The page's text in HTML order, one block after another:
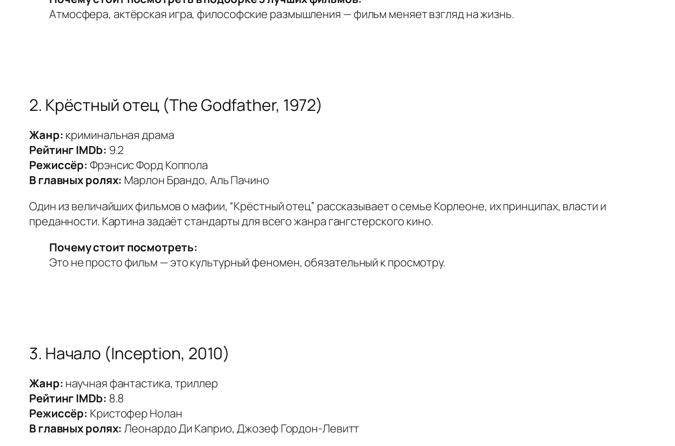
Атмосфера, актёрская игра, философские размышления — фильм меняет взгляд на жизнь.
2. Крёстный отец (The Godfather, 1972)
Жанр: криминальная драма
Рейтинг IMDb: 9.2
Режиссёр: Фрэнсис Форд Коппола
В главных ролях: Марлон Брандо, Аль Пачино
Один из величайших фильмов о мафии, “Крёстный отец” рассказывает о семье Корлеоне, их принципах, власти и
преданности. Картина задаёт стандарты для всего жанра гангстерского кино.
Почему стоит посмотреть:
Это не просто фильм — это культурный феномен, обязательный к просмотру.
3. Начало (Inception, 2010)
Жанр: научная фантастика, триллер
Рейтинг IMDb: 8.8
Режиссёр: Кристофер Нолан
В главных ролях: Леонардо Ди Каприо, Джозеф Гордон-Левитт